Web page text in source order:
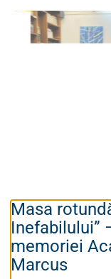
Masa
Inefabilului”
memoriei
Marcus